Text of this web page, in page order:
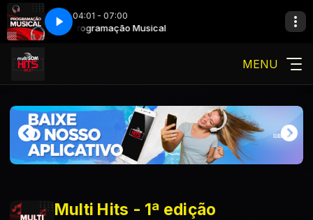
04:01 - 07:00
Programação Musical
MENU
Multi Hits - 1ª edição